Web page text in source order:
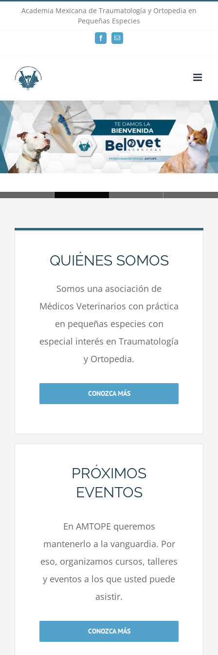
Academia Mexicana de Traumatología y Ortopedia en
Pequeñas Especies
FacebookEmail
Loading...
QUIÉNES SOMOS
Somos una asociación de
Médicos Veterinarios con práctica
en pequeñas especies con
especial interés en Traumatología
y Ortopedia.
CONOZCA MÁS
PRÓXIMOS
EVENTOS
En AMTOPE queremos
mantenerlo a la vanguardia. Por
eso, organizamos cursos, talleres
y eventos a los que usted puede
asistir.
CONOZCA MÁS